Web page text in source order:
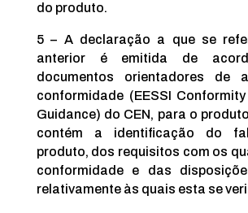
do produto.
5 – A declaração a que se
anterior é emitida de
documentos orientadores de
conformidade (EESSI
Guidance) do CEN, para o
contém a identificação do
produto, dos requisitos com os
conformidade e das
relativamente às quais esta se